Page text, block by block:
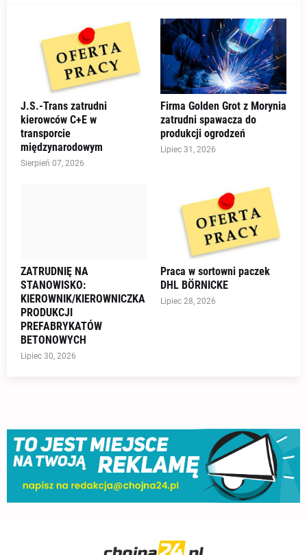
J.S.-Trans zatrudni
kierowców C+E w
transporcie
międzynarodowym
Sierpień 07, 2026
Firma Golden Grot z Morynia
zatrudni spawacza do
produkcji ogrodzeń
Lipiec 31, 2026
ZATRUDNIĘ NA
STANOWISKO:
KIEROWNIK/KIEROWNICZKA
PRODUKCJI
PREFABRYKATÓW
BETONOWYCH
Lipiec 30, 2026
Praca w sortowni paczek
DHL BÖRNICKE
Lipiec 28, 2026